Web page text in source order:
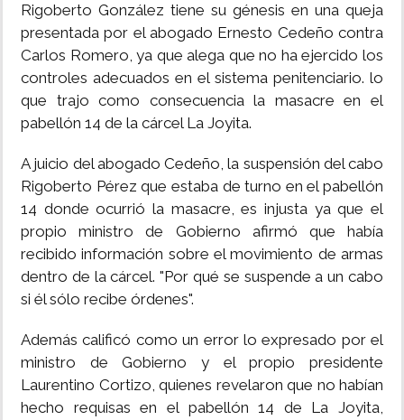
Rigoberto González tiene su génesis en una queja
presentada por el abogado Ernesto Cedeño contra
Carlos Romero, ya que alega que no ha ejercido los
controles adecuados en el sistema penitenciario. lo
que trajo como consecuencia la masacre en el
pabellón 14 de la cárcel La Joyita.
A juicio del abogado Cedeño, la suspensión del cabo
Rigoberto Pérez que estaba de turno en el pabellón
14 donde ocurrió la masacre, es injusta ya que el
propio ministro de Gobierno afirmó que había
recibido información sobre el movimiento de armas
dentro de la cárcel. "Por qué se suspende a un cabo
si él sólo recibe órdenes".
Además calificó como un error lo expresado por el
ministro de Gobierno y el propio presidente
Laurentino Cortizo, quienes revelaron que no habían
hecho requisas en el pabellón 14 de La Joyita,